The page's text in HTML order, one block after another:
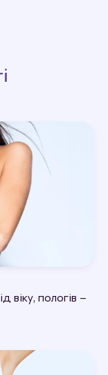
віку, пологів –